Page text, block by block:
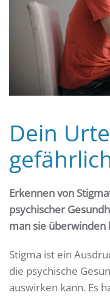
Dein
Erkennen von
psychischer
man sie überwinden
Stigma ist ein
die psychische
auswirken kann. Es